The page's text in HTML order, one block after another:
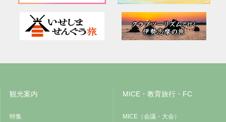
観光案内
特集
MICE・教育旅行・FC
MICE（会議・大会）